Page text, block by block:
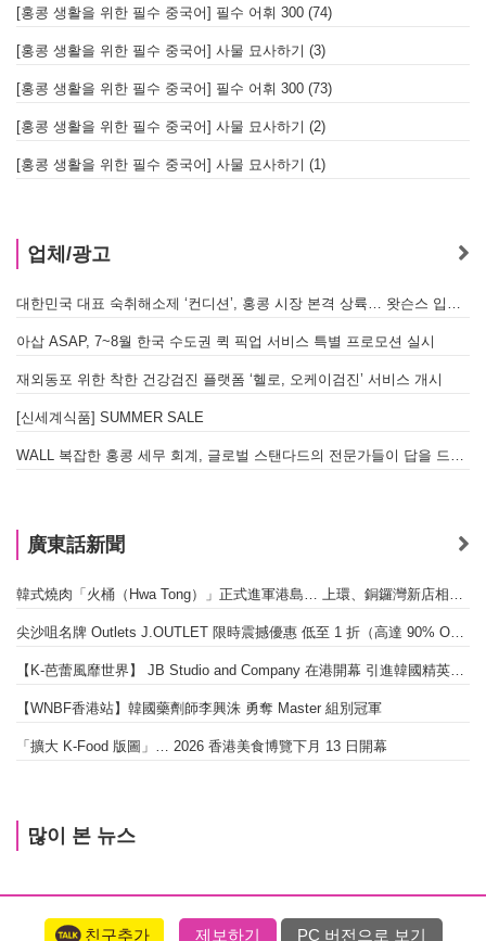
[홍콩 생활을 위한 필수 중국어] 필수 어휘 300 (74)
[홍콩 생활을 위한 필수 중국어] 사물 묘사하기 (3)
[홍콩 생활을 위한 필수 중국어] 필수 어휘 300 (73)
[홍콩 생활을 위한 필수 중국어] 사물 묘사하기 (2)
[홍콩 생활을 위한 필수 중국어] 사물 묘사하기 (1)
업체/광고
대한민국 대표 숙취해소제 ‘컨디션’, 홍콩 시장 본격 상륙… 왓슨스 입점 기념 할인 행사 진행
아삽 ASAP, 7~8월 한국 수도권 퀵 픽업 서비스 특별 프로모션 실시
재외동포 위한 착한 건강검진 플랫폼 ‘헬로, 오케이검진’ 서비스 개시
[신세계식품] SUMMER SALE
WALL 복잡한 홍콩 세무 회계, 글로벌 스탠다드의 전문가들이 답을 드립니다! - 법인설립, 회계, 감사
廣東話新聞
韓式燒肉「火桶（Hwa Tong）」正式進軍港島… 上環、銅鑼灣新店相繼開幕
尖沙咀名牌 Outlets J.OUTLET 限時震撼優惠 低至 1 折（高達 90% OFF）
【K-芭蕾風靡世界】 JB Studio and Company 在港開幕 引進韓國精英芭蕾教育系統
【WNBF香港站】韓國藥劑師李興洙 勇奪 Master 組別冠軍
「擴大 K-Food 版圖」… 2026 香港美食博覽下月 13 日開幕
많이 본 뉴스
친구추가 제보하기 PC 버전으로 보기